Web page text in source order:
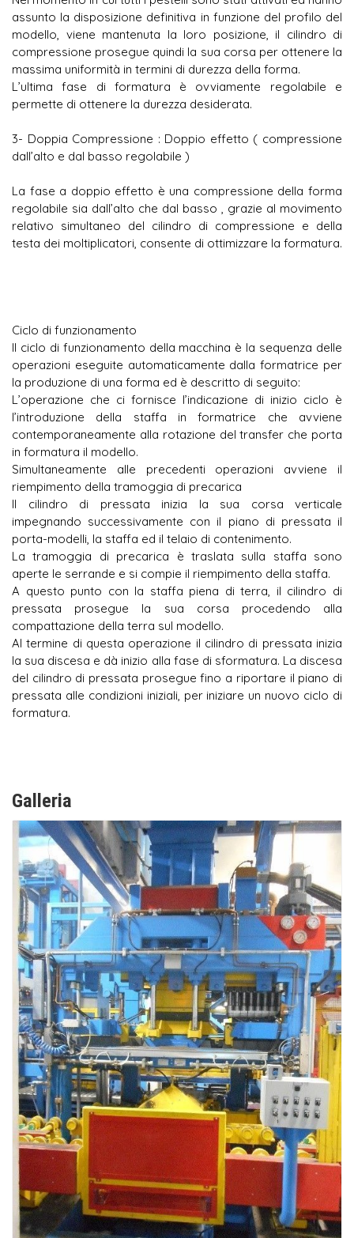
assunto la disposizione definitiva in funzione del profilo del
modello, viene mantenuta la loro posizione, il cilindro di
compressione prosegue quindi la sua corsa per ottenere la
massima uniformità in termini di durezza della forma.
L’ultima fase di formatura è ovviamente regolabile e
permette di ottenere la durezza desiderata.
3- Doppia Compressione : Doppio effetto ( compressione
dall’alto e dal basso regolabile )
La fase a doppio effetto è una compressione della forma
regolabile sia dall’alto che dal basso , grazie al movimento
relativo simultaneo del cilindro di compressione e della
testa dei moltiplicatori, consente di ottimizzare la formatura.
Ciclo di funzionamento
Il ciclo di funzionamento della macchina è la sequenza delle
operazioni eseguite automaticamente dalla formatrice per
la produzione di una forma ed è descritto di seguito:
L’operazione che ci fornisce l’indicazione di inizio ciclo è
l’introduzione della staffa in formatrice che avviene
contemporaneamente alla rotazione del transfer che porta
in formatura il modello.
Simultaneamente alle precedenti operazioni avviene il
riempimento della tramoggia di precarica
Il cilindro di pressata inizia la sua corsa verticale
impegnando successivamente con il piano di pressata il
porta-modelli, la staffa ed il telaio di contenimento.
La tramoggia di precarica è traslata sulla staffa sono
aperte le serrande e si compie il riempimento della staffa.
A questo punto con la staffa piena di terra, il cilindro di
pressata prosegue la sua corsa procedendo alla
compattazione della terra sul modello.
Al termine di questa operazione il cilindro di pressata inizia
la sua discesa e dà inizio alla fase di sformatura. La discesa
del cilindro di pressata prosegue fino a riportare il piano di
pressata alle condizioni iniziali, per iniziare un nuovo ciclo di
formatura.
Galleria